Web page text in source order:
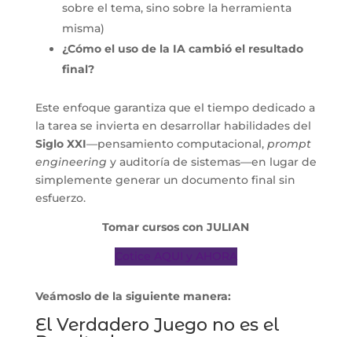
sobre el tema, sino sobre la herramienta
misma)
¿Cómo el uso de la IA cambió el resultado
final?
Este enfoque garantiza que el tiempo dedicado a
la tarea se invierta en desarrollar habilidades del
Siglo XXI—pensamiento computacional, prompt
engineering y auditoría de sistemas—en lugar de
simplemente generar un documento final sin
esfuerzo.
Tomar cursos con JULIAN
Veámoslo de la siguiente manera:
El Verdadero Juego no es el